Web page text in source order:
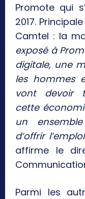
Promote qui
2017.
Camtel : la
exposé à
digitale, une
les hommes
vont devoir
cette
un
d’offrir
affirme le
Parmi les